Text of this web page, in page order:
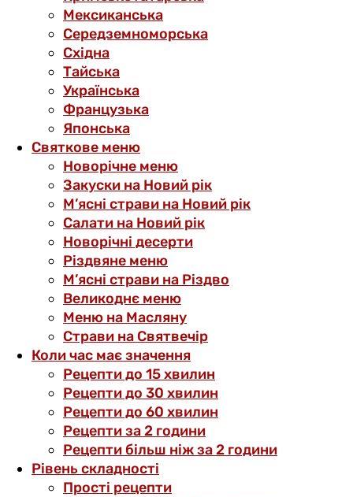
Мексиканська
Середземноморська
Східна
Тайська
Українська
Французька
Японська
Святкове меню
Новорічне меню
Закуски на Новий рік
М’ясні страви на Новий рік
Салати на Новий рік
Новорічні десерти
Різдвяне меню
М’ясні страви на Різдво
Великоднє меню
Меню на Масляну
Страви на Святвечір
Коли час має значення
Рецепти до 15 хвилин
Рецепти до 30 хвилин
Рецепти до 60 хвилин
Рецепти за 2 години
Рецепти більш ніж за 2 години
Рівень складності
Прості рецепти